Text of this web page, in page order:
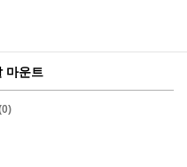
마운트